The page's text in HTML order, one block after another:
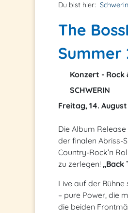
Du bist hier: Schwerin
The
Summer
Konzert - Rock
SCHWERIN
Freitag, 14.
Die Album
der finalen Abriss-
Country-Rock’n
zu zerlegen! „Back
Live auf der Bühne
– pure Power, die
die beiden